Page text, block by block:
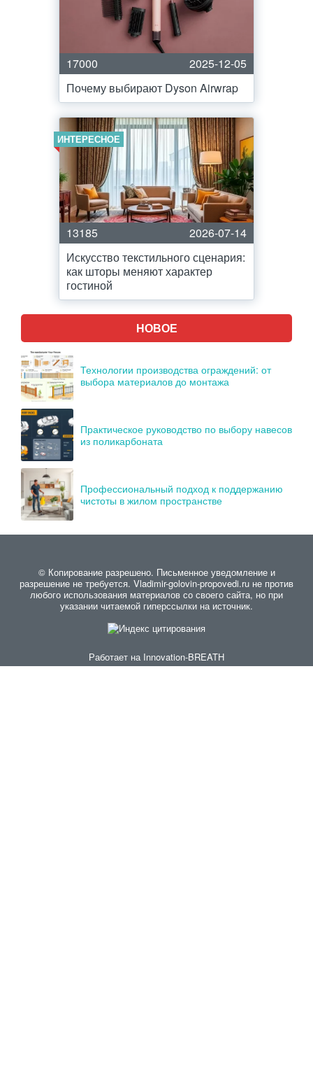
17000
2025-12-05
Почему выбирают Dyson Airwrap
ИНТЕРЕСНОЕ
13185
2026-07-14
Искусство текстильного сценария:
как шторы меняют характер
гостиной
НОВОЕ
Технологии производства ограждений: от
выбора материалов до монтажа
Практическое руководство по выбору навесов
из поликарбоната
Профессиональный подход к поддержанию
чистоты в жилом пространстве
© Копирование разрешено. Письменное уведомление и
разрешение не требуется. Vladimir-golovin-propovedi.ru не против
любого использования материалов со своего сайта, но при
указании читаемой гиперссылки на источник.
Работает на Innovation-BREATH